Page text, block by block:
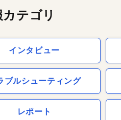
テゴリ
インタビュー
ブルシューティング
レポート